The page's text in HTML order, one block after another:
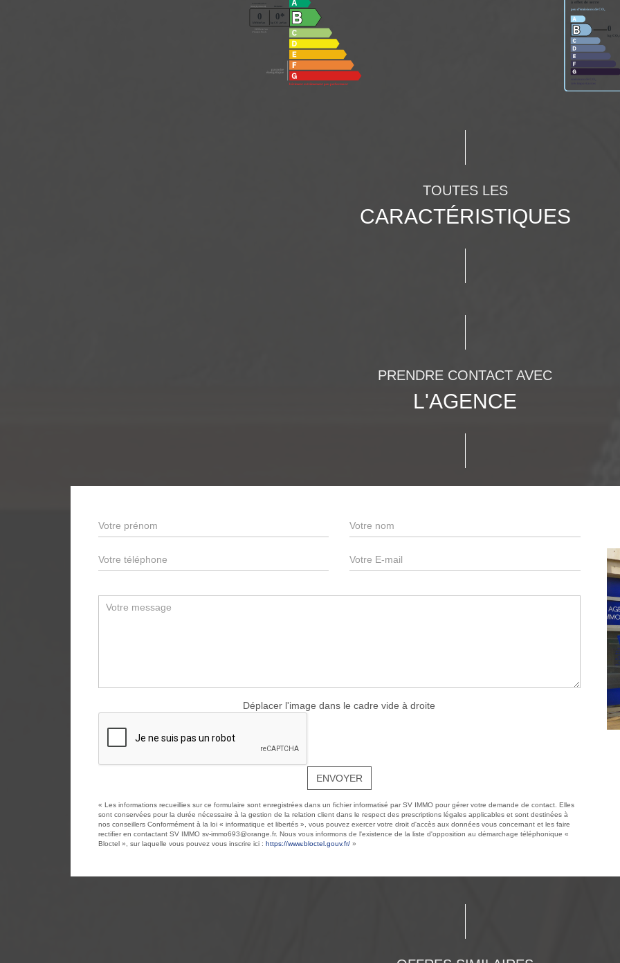
TOUTES LES
CARACTÉRISTIQUES
PRENDRE CONTACT AVEC
L'AGENCE
Déplacer l'image dans le cadre vide à droite
ENVOYER
« Les informations recueillies sur ce formulaire sont enregistrées dans un fichier informatisé par SV IMMO pour gérer votre demande de contact. Elles
sont conservées pour la durée nécessaire à la gestion de la relation client dans le respect des prescriptions légales applicables et sont destinées à
nos conseillers Conformément à la loi « informatique et libertés », vous pouvez exercer votre droit d'accès aux données vous concernant et les faire
rectifier en contactant SV IMMO sv-immo693@orange.fr. Nous vous informons de l'existence de la liste d'opposition au démarchage téléphonique «
Bloctel », sur laquelle vous pouvez vous inscrire ici : https://www.bloctel.gouv.fr/ »